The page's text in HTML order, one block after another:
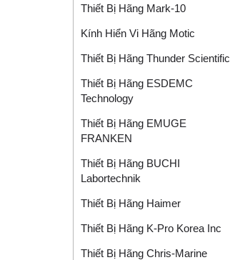
Thiết Bị Hãng Mark-10
Kính Hiển Vi Hãng Motic
Thiết Bị Hãng Thunder Scientific
Thiết Bị Hãng ESDEMC
Technology
Thiết Bị Hãng EMUGE
FRANKEN
Thiết Bị Hãng BUCHI
Labortechnik
Thiết Bị Hãng Haimer
Thiết Bị Hãng K-Pro Korea Inc
Thiết Bị Hãng Chris-Marine